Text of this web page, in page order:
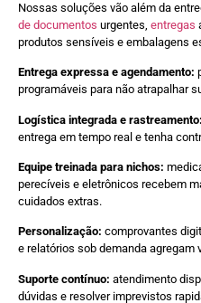
Nossas soluções vão além da
de documentos urgentes, entregas
produtos sensíveis e embalagens
Entrega expressa e agendamento:
programáveis para não atrapalhar
Logística integrada e rastreamento:
entrega em tempo real e tenha
Equipe treinada para nichos:
perecíveis e eletrônicos recebem
cuidados extras.
Personalização: comprovantes
e relatórios sob demanda agregam
Suporte contínuo: atendimento
dúvidas e resolver imprevistos